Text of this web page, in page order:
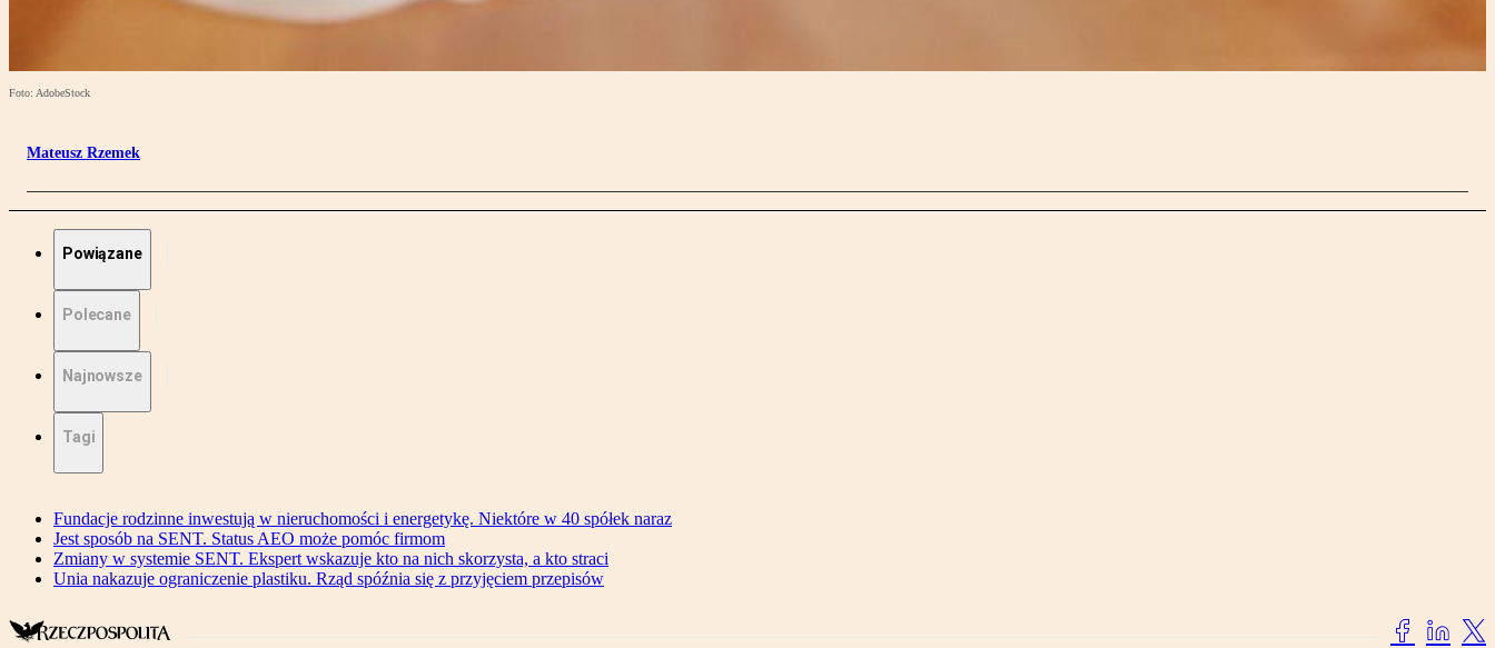
Foto: AdobeStock
Mateusz Rzemek
Powiązane
Polecane
Najnowsze
Tagi
Fundacje rodzinne inwestują w nieruchomości i energetykę. Niektóre w 40 spółek naraz
Jest sposób na SENT. Status AEO może pomóc firmom
Zmiany w systemie SENT. Ekspert wskazuje kto na nich skorzysta, a kto straci
Unia nakazuje ograniczenie plastiku. Rząd spóźnia się z przyjęciem przepisów